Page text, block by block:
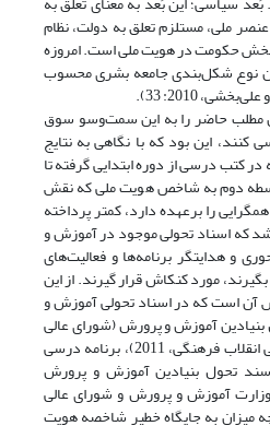
ملی، مستلزم تعلق به دولت، نظام
حکومت در هویت ملی است. امروزه
نوع شکل‌بندی جامعه بشری محسوب
2010: 33).
مطلب حاضر را به این سمت‌وسو سوق
کنند، این بود که با نگاهی به نتایج
کتب درسی از دوره ابتدایی گرفته تا
دوم به شاخص هویت ملی که نقش
را برعهده دارد، کمتر پرداخته
که اسناد تحولی موجود در آموزش و
و هدایتگر برنامه‌ها و فعالیت‌های
مورد کنکاش قرار گیرند. از این
آن است که در اسناد تحولی آموزش و
آموزش و پرورش (شورای عالی
آموزش و پرورش و شورای عالی انقلاب فرهنگی، 2011)، برنامه درسی
تحول بنیادین آموزش و پرورش
آموزش و پرورش و شورای عالی
2011)) به چه میزان به جایگاه خطیر شاخصه هویت